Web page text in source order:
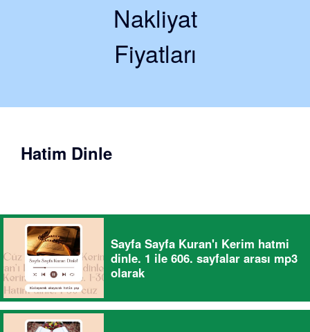
Nakliyat
Fiyatları
Hatim Dinle
Sayfa Sayfa Kuran'ı Kerim hatmi
dinle. 1 ile 606. sayfalar arası mp3
olarak